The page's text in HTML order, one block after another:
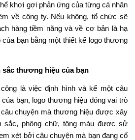
khơi gợi phản ứng của từng cá nhân
về công ty. Nếu không, tổ chức sẽ
hàng tiềm năng và về cơ bản là hạ
của bạn bằng một thiết kế logo thương
sắc thương hiệu của bạn
là việc định hình và kể một câu
bạn, logo thương hiệu đóng vai trò
chuyện mà thương hiệu được xây
sắc, phông chữ, tông màu được sử
xét bởi câu chuyện mà bạn đang cố